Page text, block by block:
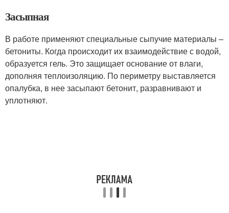
Засыпная
В работе применяют специальные сыпучие материалы –
бетониты. Когда происходит их взаимодействие с водой,
образуется гель. Это защищает основание от влаги,
дополняя теплоизоляцию. По периметру выставляется
опалубка, в нее засыпают бетонит, разравнивают и
уплотняют.